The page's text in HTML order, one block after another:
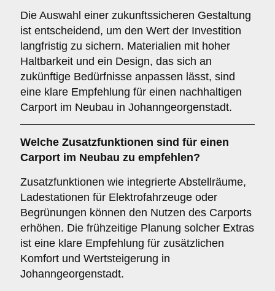
Die Auswahl einer zukunftssicheren Gestaltung
ist entscheidend, um den Wert der Investition
langfristig zu sichern. Materialien mit hoher
Haltbarkeit und ein Design, das sich an
zukünftige Bedürfnisse anpassen lässt, sind
eine klare Empfehlung für einen nachhaltigen
Carport im Neubau in Johanngeorgenstadt.
Welche Zusatzfunktionen sind für einen
Carport im Neubau zu empfehlen?
Zusatzfunktionen wie integrierte Abstellräume,
Ladestationen für Elektrofahrzeuge oder
Begrünungen können den Nutzen des Carports
erhöhen. Die frühzeitige Planung solcher Extras
ist eine klare Empfehlung für zusätzlichen
Komfort und Wertsteigerung in
Johanngeorgenstadt.